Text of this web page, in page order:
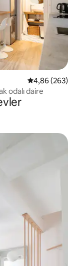
5 üzerinden
4,86 (263)
odalı daire
arasında